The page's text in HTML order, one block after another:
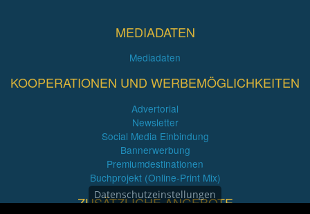
MEDIADATEN
Mediadaten
KOOPERATIONEN UND WERBEMÖGLICHKEITEN
Advertorial
Newsletter
Social Media Einbindung
Bannerwerbung
Premiumdestinationen
Buchprojekt (Online-Print Mix)
ZUSÄTZLICHE ANGEBOTE
Datenschutzeinstellungen